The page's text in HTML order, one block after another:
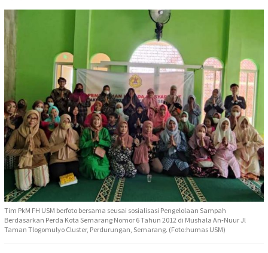
Tim PkM FH USM berfoto bersama seusai sosialisasi Pengelolaan Sampah
Berdasarkan Perda Kota Semarang Nomor 6 Tahun 2012 di Mushala An-Nuur Jl
Taman Tlogomulyo Cluster, Perdurungan, Semarang. (Foto:humas USM)